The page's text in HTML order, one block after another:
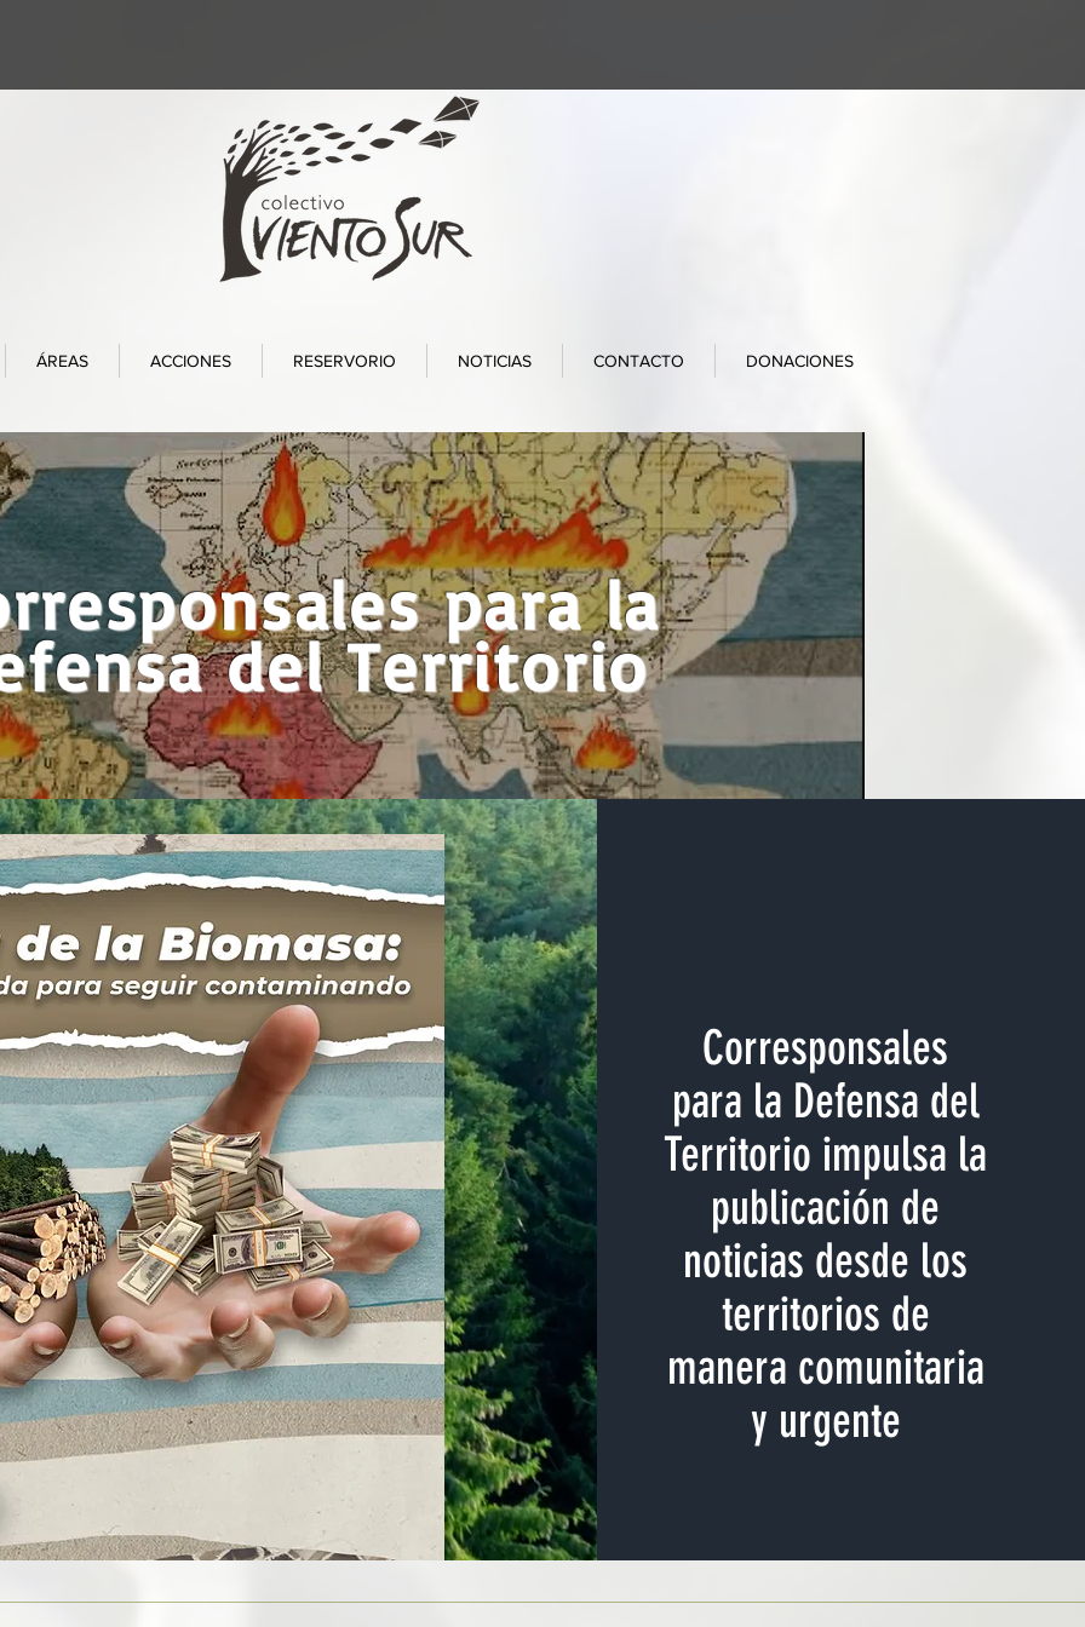
ÁREAS ACCIONES RESERVORIO NOTICIAS CONTACTO DONACIONES
para la
del Territorio
Corresponsales
para la Defensa del
Territorio impulsa la
publicación de
noticias desde los
territorios de
manera comunitaria
y urgente